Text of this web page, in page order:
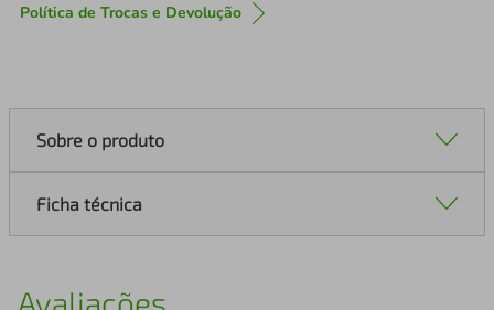
Política de Trocas e Devolução
Sobre o produto
Ficha técnica
Avaliações